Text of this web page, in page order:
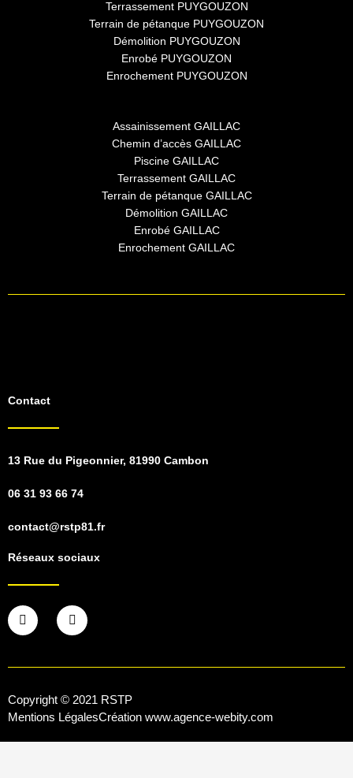
Terrassement PUYGOUZON
Terrain de pétanque PUYGOUZON
Démolition PUYGOUZON
Enrobé PUYGOUZON
Enrochement PUYGOUZON
Assainissement GAILLAC
Chemin d’accès GAILLAC
Piscine GAILLAC
Terrassement GAILLAC
Terrain de pétanque GAILLAC
Démolition GAILLAC
Enrobé GAILLAC
Enrochement GAILLAC
Contact
13 Rue du Pigeonnier, 81990 Cambon
06 31 93 66 74
contact@rstp81.fr
Réseaux sociaux
F
a
c
k
-
f
I
n
s
a
m
Copyright © 2021 RSTP
Mentions LégalesCréation www.agence-webity.com